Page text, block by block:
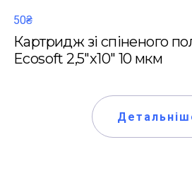
50₴
Картридж зі спіненого
Ecosoft 2,5"x10" 10 мкм